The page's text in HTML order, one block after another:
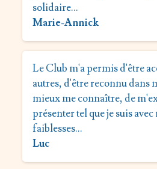
solidaire…
Marie-Annick
Le Club m'a permis d'être
autres, d'être reconnu dans
mieux me connaître, de
présenter tel que je suis
faiblesses…
Luc